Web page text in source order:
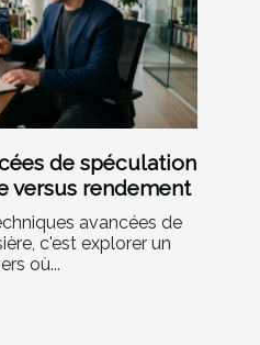
de spéculation
versus rendement
avancées de
c'est explorer un
où...